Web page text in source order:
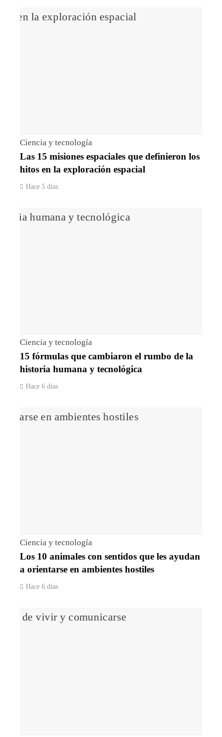
Ciencia y tecnología
Las 15 misiones espaciales que definieron los
hitos en la exploración espacial
Hace 5 días
Ciencia y tecnología
15 fórmulas que cambiaron el rumbo de la
historia humana y tecnológica
Hace 6 días
Ciencia y tecnología
Los 10 animales con sentidos que les ayudan
a orientarse en ambientes hostiles
Hace 6 días